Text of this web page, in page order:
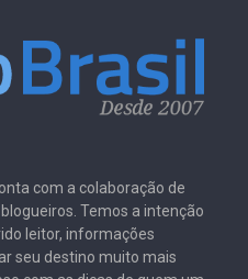
com a colaboração de
Temos a intenção
leitor, informações
seu destino muito mais